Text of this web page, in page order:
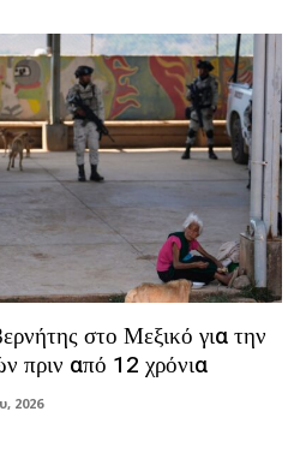
στο Μεξικό για την
πριν από 12 χρόνια
2026